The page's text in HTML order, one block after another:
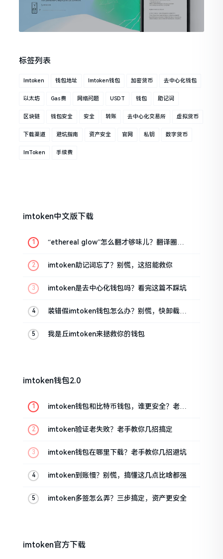
标签列表
Imtoken 钱包地址 Imtoken钱包 加密货币 去中心化钱包
以太坊 Gas费 网络问题 USDT 钱包 助记词
区块链 钱包安全 安全 转账 去中心化交易所 虚拟货币
下载渠道 避坑指南 资产安全 官网 私钥 数字货币
ImToken 手续费
imtoken中文版下载
“ethereal glow”怎么翻才够味儿？翻译圈老
imtoken助记词忘了？别慌，这招能救你
imtoken是去中心化钱包吗？看完这篇不踩坑
装错假imtoken钱包怎么办？别慌，快卸载，
我是丘imtoken来拯救你的钱包
imtoken钱包2.0
imtoken钱包和比特币钱包，谁更安全？老玩
imtoken验证老失败？老手教你几招搞定
imtoken钱包在哪里下载？老手教你几招避坑
imtoken到账慢？别慌，搞懂这几点比啥都强
imtoken多签怎么弄？三步搞定，资产更安全
imtoken官方下载